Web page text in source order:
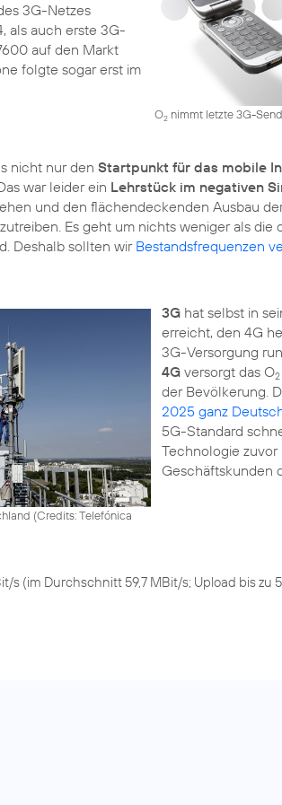
O2nimmt letzte 3G-
3G-Netzes
als auch erste 3G-
auf den Markt
folgte sogar erst im
nicht nur den Startpunkt für das mobile
war leider ein Lehrstück im negativen
und den flächendeckenden Ausbau
Es geht um nichts weniger als die
Deshalb sollten wir Bestandsfrequenzen
(Credits: Telefónica
3Ghat selbst in
erreicht, den 4G
3G-Versorgung
4Gversorgt das O2
der Bevölkerung.
2025 ganz
5G-Standard
Technologie
s (im Durchschnitt 59,7 MBit/s; Upload bis